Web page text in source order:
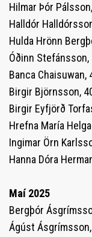
Hilmar Þór
Halldór
Hulda Hrönn
Óðinn Stefánsson,
Banca Chaisuwan,
Birgir Björnsson,
Birgir Eyfjörð
Hrefna María
Ingimar Örn
Hanna Dóra
Maí 2025
Bergþór
Ágúst